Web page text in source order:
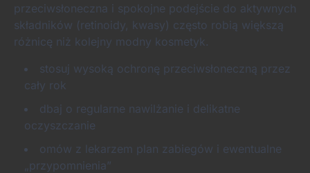
przeciwsłoneczna i spokojne podejście do aktywnych
składników (retinoidy, kwasy) często robią większą
różnicę niż kolejny modny kosmetyk.
stosuj wysoką ochronę przeciwsłoneczną przez
cały rok
dbaj o regularne nawilżanie i delikatne
oczyszczanie
omów z lekarzem plan zabiegów i ewentualne
„przypomnienia”